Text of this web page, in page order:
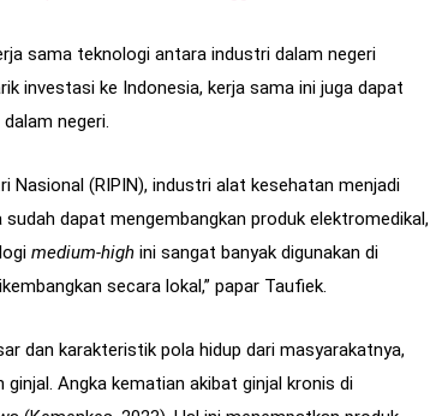
sama teknologi antara industri dalam negeri
investasi ke Indonesia, kerja sama ini juga dapat
negeri.
Nasional (RIPIN), industri alat kesehatan menjadi
dapat mengembangkan produk elektromedikal,
medium-high ini sangat banyak digunakan di
secara lokal,” papar Taufiek.
dan karakteristik pola hidup dari masyarakatnya,
Angka kematian akibat ginjal kronis di